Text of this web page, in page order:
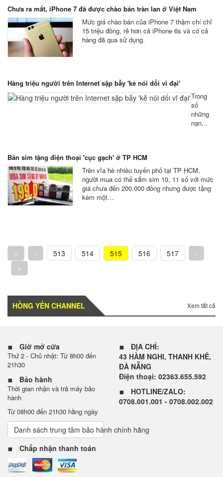
Chưa ra mắt, iPhone 7 đã được chào bán tràn lan ở Việt Nam
Mức giá chào bán của iPhone 7 thậm chí chỉ
15 triệu đồng, rẻ hơn cả iPhone 6s và có cả
hàng đã qua sử dụng.
Hàng triệu người trên Internet sập bẫy 'kẻ nói dối vĩ đại'
Trong
số
những
nạn...
Bán sim tặng điện thoại 'cục gạch' ở TP HCM
Trên vỉa hè nhiều tuyến phố tại TP HCM,
người mua có thể sắm sim 10, 11 số với mức
giá chưa đến 200.000 đồng nhưng được tặng
kèm một…
« ‹ 513 514 515 516 517
›
»
HỒNG YẾN CHANNEL Xem tất cả
Giờ mở cửa
Thứ 2 - Chủ nhật: Từ 8h00 đến
21h30
Bảo hành
Thời gian nhận và trả máy bảo
hành
Từ 08h00 đến 21h30 hằng ngày
Danh sách trung tâm bảo hành chính hãng
Chấp nhận thanh toán
ĐỊA CHỈ:
43 HÀM NGHI, THANH KHÊ,
ĐÀ NẴNG
Điện thoại: 02363.655.592
HOTLINE/ZALO:
0708.001.001 - 0708.002.002